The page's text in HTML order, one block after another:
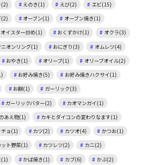
(2) えのき(1) えび(2)
エビ(15)
(2) オーブン(1)
オーブン焼き(1)
オイスター炒め(1) おくずかけ(1)
オクラ(3)
ニオンリング(1) おにぎり(3)
オムレツ(4)
おやき(1) オリーブ(1)
オリーブオイル(2)
お好み焼き(5)
お好み焼きハクサイ(1)
お餅(1)
ガーリック(3)
ガーリックバター(2)
カオマンガイ(1)
あえ物(1)
カキとダイコンの変わりなます(1)
チョ(1) カツ(2) カツオ(4)
かつお(1)
ット野菜(1) カツレツ(2)
カニ(2)
(1) かば焼き(1) カブ(6)
かぶ(2)